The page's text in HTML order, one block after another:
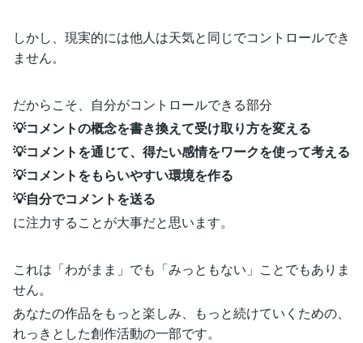
しかし、現実的には他人は天気と同じでコントロールでき
ません。
だからこそ、自分がコントロールできる部分
💡コメントの概念を書き換えて受け取り方を変える
💡コメントを通じて、得たい感情をワークを使って考える
💡コメントをもらいやすい環境を作る
💡自分でコメントを送る
に注力することが大事だと思います。
これは「わがまま」でも「みっともない」ことでもありま
せん。
あなたの作品をもっと楽しみ、もっと続けていくための、
れっきとした創作活動の一部です。